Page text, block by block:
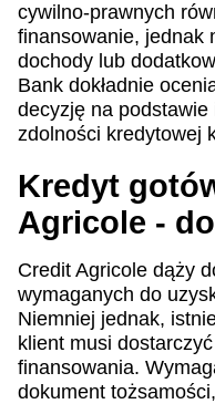
cywilno-prawnych
finansowanie, jednak
dochody lub
Bank dokładnie
decyzję na
zdolności kredytowej
Kredyt
Agricole -
Credit Agricole dąży
wymaganych do
Niemniej jednak,
klient musi
finansowania.
dokument